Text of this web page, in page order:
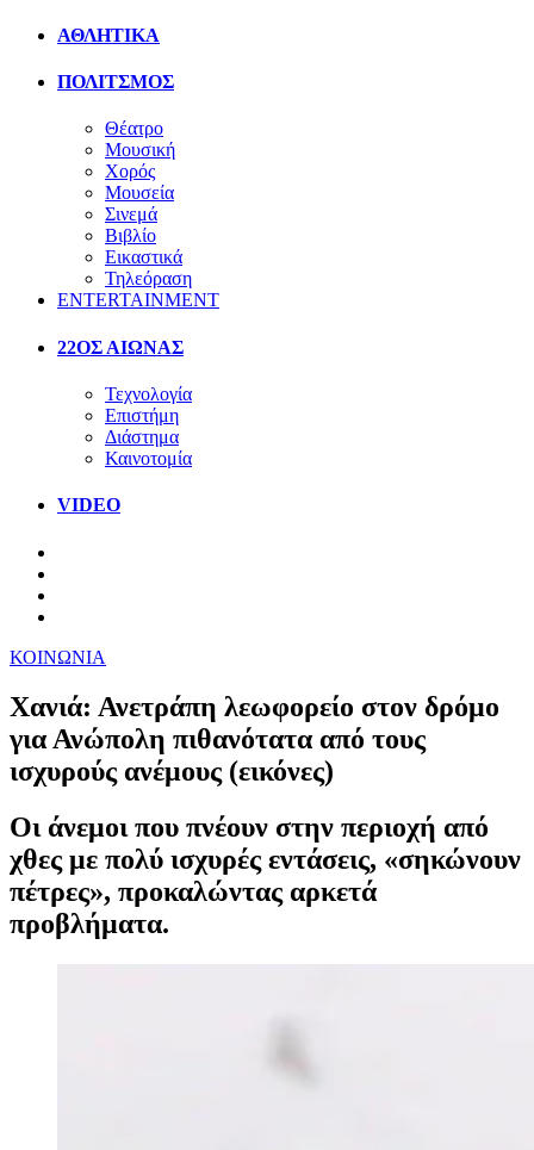
ΑΘΛΗΤΙΚΑ
ΠΟΛΙΤΣΜΟΣ
Θέατρο
Μουσική
Χορός
Μουσεία
Σινεμά
Βιβλίο
Εικαστικά
Τηλεόραση
ENTERTAINMENT
22ΟΣ ΑΙΩΝΑΣ
Τεχνολογία
Επιστήμη
Διάστημα
Καινοτομία
VIDEO
ΚΟΙΝΩΝΙΑ
Χανιά: Ανετράπη λεωφορείο στον δρόμο
για Ανώπολη πιθανότατα από τους
ισχυρούς ανέμους (εικόνες)
Οι άνεμοι που πνέουν στην περιοχή από
χθες με πολύ ισχυρές εντάσεις, «σηκώνουν
πέτρες», προκαλώντας αρκετά
προβλήματα.